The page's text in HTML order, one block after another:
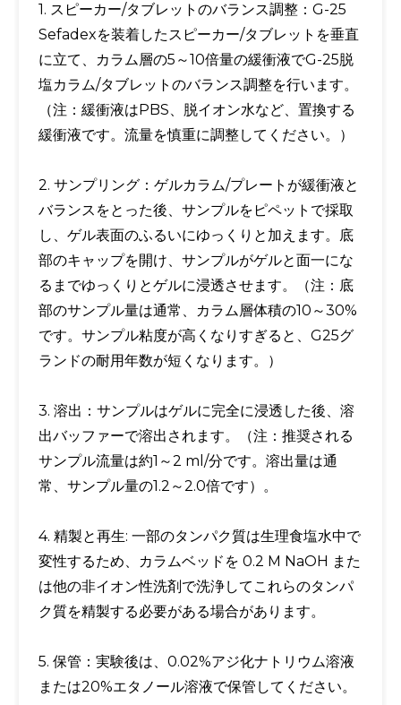
1. スピーカー/タブレットのバランス調整：G-25
Sefadexを装着したスピーカー/タブレットを垂直
に立て、カラム層の5～10倍量の緩衝液でG-25脱
塩カラム/タブレットのバランス調整を行います。
（注：緩衝液はPBS、脱イオン水など、置換する
緩衝液です。流量を慎重に調整してください。）
2. サンプリング：ゲルカラム/プレートが緩衝液と
バランスをとった後、サンプルをピペットで採取
し、ゲル表面のふるいにゆっくりと加えます。底
部のキャップを開け、サンプルがゲルと面一にな
るまでゆっくりとゲルに浸透させます。（注：底
部のサンプル量は通常、カラム層体積の10～30%
です。サンプル粘度が高くなりすぎると、G25グ
ランドの耐用年数が短くなります。）
3. 溶出：サンプルはゲルに完全に浸透した後、溶
出バッファーで溶出されます。（注：推奨される
サンプル流量は約1～2 ml/分です。溶出量は通
常、サンプル量の1.2～2.0倍です）。
4. 精製と再生: 一部のタンパク質は生理食塩水中で
変性するため、カラムベッドを 0.2 M NaOH また
は他の非イオン性洗剤で洗浄してこれらのタンパ
ク質を精製する必要がある場合があります。
5. 保管：実験後は、0.02%アジ化ナトリウム溶液
または20%エタノール溶液で保管してください。